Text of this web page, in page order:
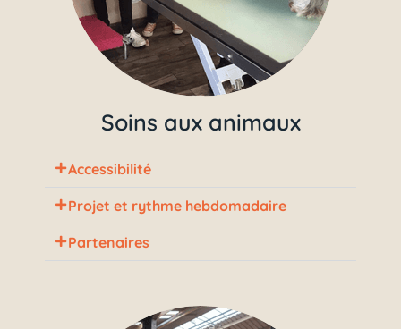
Soins aux animaux
Accessibilité
Projet et rythme hebdomadaire
Partenaires